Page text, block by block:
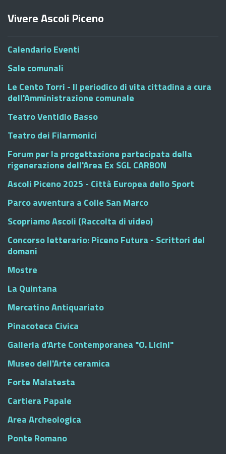
Vivere Ascoli Piceno
Calendario Eventi
Sale comunali
Le Cento Torri - Il periodico di vita cittadina a cura
dell'Amministrazione comunale
Teatro Ventidio Basso
Teatro dei Filarmonici
Forum per la progettazione partecipata della
rigenerazione dell'Area Ex SGL CARBON
Ascoli Piceno 2025 - Città Europea dello Sport
Parco avventura a Colle San Marco
Scopriamo Ascoli (Raccolta di video)
Concorso letterario: Piceno Futura - Scrittori del
domani
Mostre
La Quintana
Mercatino Antiquariato
Pinacoteca Civica
Galleria d'Arte Contemporanea "O. Licini"
Museo dell'Arte ceramica
Forte Malatesta
Cartiera Papale
Area Archeologica
Ponte Romano